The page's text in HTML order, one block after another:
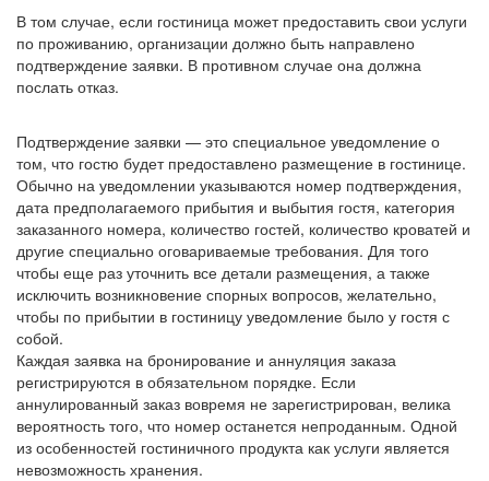
В том случае, если гостиница может предоставить свои услуги
по проживанию, организации должно быть направлено
подтверждение заявки. В противном случае она должна
послать отказ.
Подтверждение заявки — это специальное уведомление о
том, что гостю будет предоставлено размещение в гостинице.
Обычно на уведомлении указываются номер подтверждения,
дата предполагаемого прибытия и выбытия гостя, категория
заказанного номера, количество гостей, количество кроватей и
другие специально оговариваемые требования. Для того
чтобы еще раз уточнить все детали размещения, а также
исключить возникновение спорных вопросов, желательно,
чтобы по прибытии в гостиницу уведомление было у гостя с
собой.
Каждая заявка на бронирование и аннуляция заказа
регистрируются в обязательном порядке. Если
аннулированный заказ вовремя не зарегистрирован, велика
вероятность того, что номер останется непроданным. Одной
из особенностей гостиничного продукта как услуги является
невозможность хранения.